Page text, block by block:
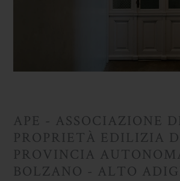
APE - ASSOCIAZIONE
PROPRIETÀ EDILIZIA
PROVINCIA
BOLZANO - ALTO